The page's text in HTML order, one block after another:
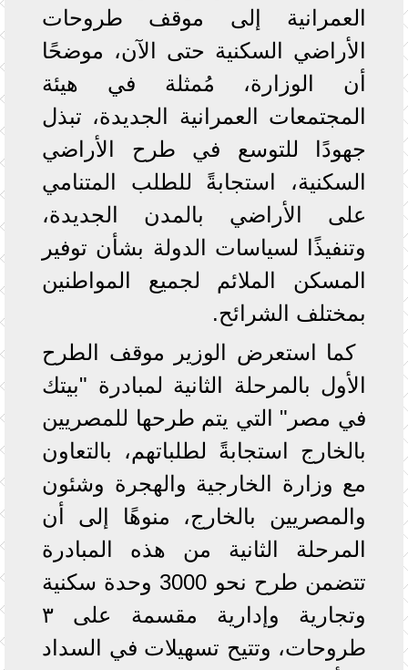
العمرانية إلى موقف طروحات
الأراضي السكنية حتى الآن، موضحًا
أن الوزارة، مُمثلة في هيئة
المجتمعات العمرانية الجديدة، تبذل
جهودًا للتوسع في طرح الأراضي
السكنية، استجابةً للطلب المتنامي
على الأراضي بالمدن الجديدة،
وتنفيذًا لسياسات الدولة بشأن توفير
المسكن الملائم لجميع المواطنين
بمختلف الشرائح.
كما استعرض الوزير موقف الطرح
الأول بالمرحلة الثانية لمبادرة "بيتك
في مصر" التي يتم طرحها للمصريين
بالخارج استجابةً لطلباتهم، بالتعاون
مع وزارة الخارجية والهجرة وشئون
والمصريين بالخارج، منوهًا إلى أن
المرحلة الثانية من هذه المبادرة
تتضمن طرح نحو 3000 وحدة سكنية
وتجارية وإدارية مقسمة على ٣
طروحات، وتتيح تسهيلات في السداد